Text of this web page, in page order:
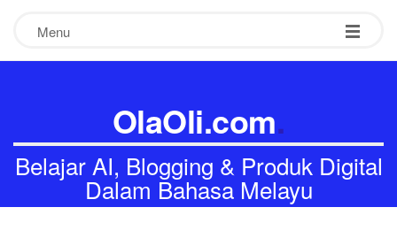
Menu
OlaOli.com.
Belajar AI, Blogging & Produk Digital
Dalam Bahasa Melayu